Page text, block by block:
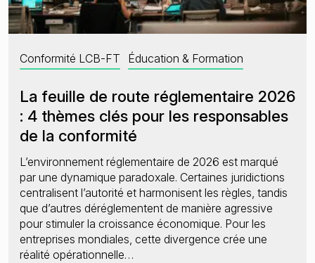
Conformité LCB-FT Éducation & Formation
La feuille de route réglementaire 2026
: 4 thèmes clés pour les responsables
de la conformité
L’environnement réglementaire de 2026 est marqué
par une dynamique paradoxale. Certaines juridictions
centralisent l’autorité et harmonisent les règles, tandis
que d’autres déréglementent de manière agressive
pour stimuler la croissance économique. Pour les
entreprises mondiales, cette divergence crée une
réalité opérationnelle…